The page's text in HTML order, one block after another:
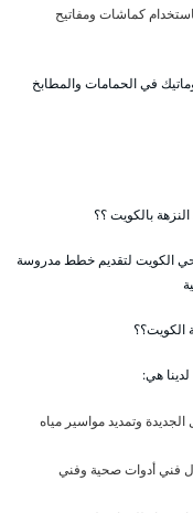
كماشات ومفاتيح
في الحمامات والمطابخ
بالكويت ؟؟
الكويت لتقديم خطط مدروسة
الكويت؟؟
هي:
وتمديد مواسير مياه
فني أدوات صحية وفني